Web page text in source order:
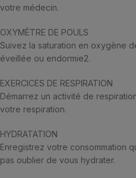
votre médecin.
OXYMÈTRE DE POULS
Suivez la saturation en oxygène
éveillée ou endormie2.
EXERCICES DE RESPIRATION
Démarrez un activité de
votre respiration.
HYDRATATION
Enregistrez votre consommation
pas oublier de vous hydrater.